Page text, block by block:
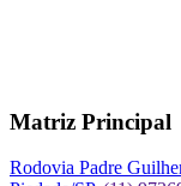
Matriz Principal
Rodovia Padre